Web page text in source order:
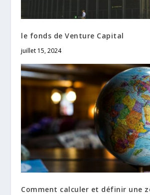
le fonds de Venture Capital
juillet 15, 2024
Comment calculer et définir une